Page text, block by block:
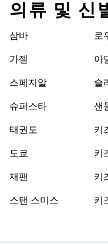
의류 및 신
삼바
가젤
스페지알
슈퍼스타
태권도
도쿄
재팬
스탠 스미스
로
아
슬
샌
키
키
키
키